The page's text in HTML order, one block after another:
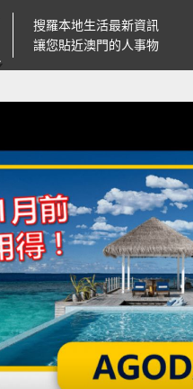
搜羅本地生活最新資訊
讓您貼近澳門的人事物